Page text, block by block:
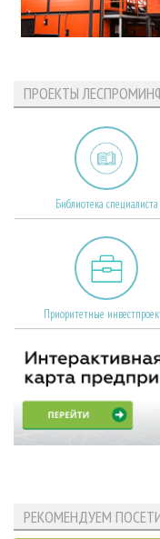
ПРОЕКТЫ
Библиотека специалиста
Приоритетные
РЕКОМЕНДУЕМ